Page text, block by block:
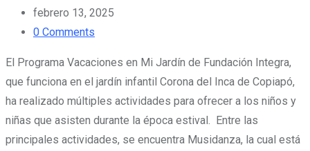
febrero 13, 2025
0 Comments
El Programa Vacaciones en Mi Jardín de Fundación Integra,
que funciona en el jardín infantil Corona del Inca de Copiapó,
ha realizado múltiples actividades para ofrecer a los niños y
niñas que asisten durante la época estival. Entre las
principales actividades, se encuentra Musidanza, la cual está